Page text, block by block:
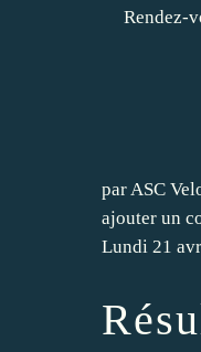
Rendez-
par ASC
ajouter un
Lundi 21